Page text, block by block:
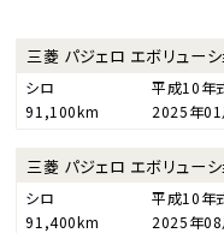
三菱 パジェロ エボリューシ
シロ 平成10年
91,100km
2025年01
三菱 パジェロ エボリューシ
シロ 平成10年
91,400km
2025年08